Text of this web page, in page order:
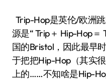
Trip-Hop是英伦/欧洲
源是“ Trip＋ Hip-Hop＝
国的Bristol，因此最早
于把把Hip-Hop（其实
上的……不知啥是Hip-